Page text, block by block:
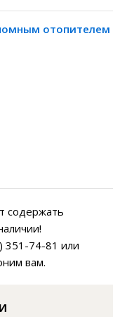
отопителем
содержать
351-74-81 или
вам.